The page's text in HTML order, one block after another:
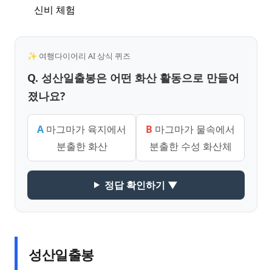
신비 체험
✨ 여행다이어리 AI 상식 퀴즈
Q. 성산일출봉은 어떤 화산 활동으로 만들어
졌나요?
A 마그마가 육지에서
분출한 화산
B 마그마가 물속에서
분출한 수성 화산체
정답 확인하기 ▼
성산일출봉